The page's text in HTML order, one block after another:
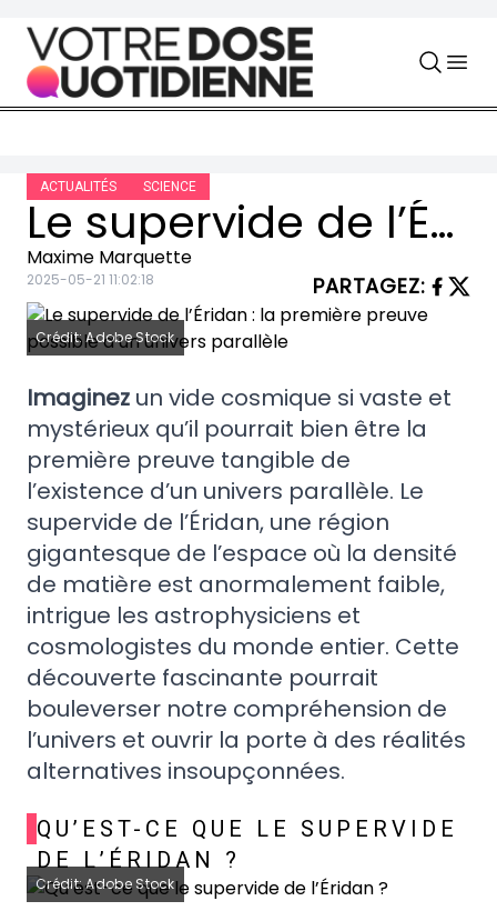
Skip to content
ACTUALITÉS SCIENCE
Le supervide de l’Éridan : la première preuve possible d’un univers parallèle
Maxime Marquette
2025-05-21 11:02:18 PARTAGEZ:
Crédit: Adobe Stock
Imaginez un vide cosmique si vaste et
mystérieux qu’il pourrait bien être la
première preuve tangible de
l’existence d’un univers parallèle. Le
supervide de l’Éridan, une région
gigantesque de l’espace où la densité
de matière est anormalement faible,
intrigue les astrophysiciens et
cosmologistes du monde entier. Cette
découverte fascinante pourrait
bouleverser notre compréhension de
l’univers et ouvrir la porte à des réalités
alternatives insoupçonnées.
QU’EST-CE QUE LE SUPERVIDE
DE L’ÉRIDAN ?
Crédit: Adobe Stock